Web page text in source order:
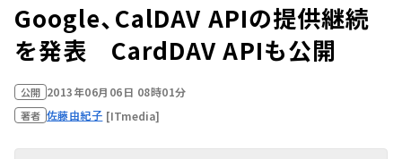
Google、CalDAV APIの提供継続
を発表 CardDAV APIも公開
公開 2013年06月06日 08時01分
著者 佐藤由紀子 [ITmedia]